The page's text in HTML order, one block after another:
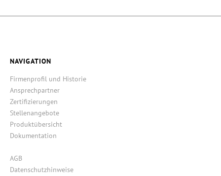
NAVIGATION
Firmenprofil und Historie
Ansprechpartner
Zertifizierungen
Stellenangebote
Produktübersicht
Dokumentation
AGB
Datenschutzhinweise